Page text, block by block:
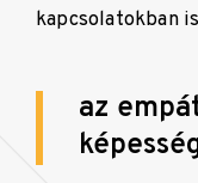
kapcsolatokban
az